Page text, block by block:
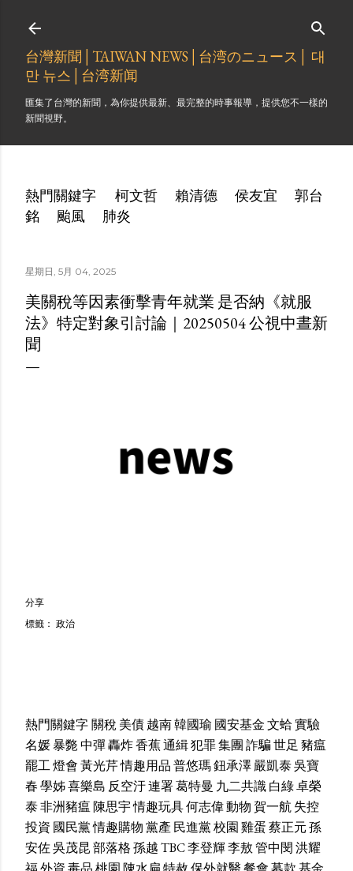
台灣新聞│TAIWAN NEWS│台湾のニュース│ 대
만 뉴스│台湾新闻
匯集了台灣的新聞，為你提供最新、最完整的時事報導，提供您不一樣的
新聞視野。
熱門關鍵字 柯文哲 賴清德 侯友宜
郭台
銘
颱風 肺炎
星期日, 5月 04, 2025
美關稅等因素衝擊青年就業 是否納《就服
法》特定對象引討論｜20250504 公視中晝新
聞
分享
標籤： 政治
熱門關鍵字關稅美債越南韓國瑜 國安基金文蛤實驗
名媛暴斃中彈轟炸香蕉通緝犯罪集團詐騙世足 豬瘟
罷工燈會黃光芹情趣用品普悠瑪鈕承澤嚴凱泰吳寶
春學姊喜樂島 反空汙連署葛特曼 九二共識白綠卓榮
泰非洲豬瘟陳思宇情趣玩具何志偉動物賀一航失控
投資 國民黨情趣購物黨產 民進黨校園雞蛋蔡正元孫
安佐吳茂昆部落格孫越TBC李登輝李敖管中閔洪耀